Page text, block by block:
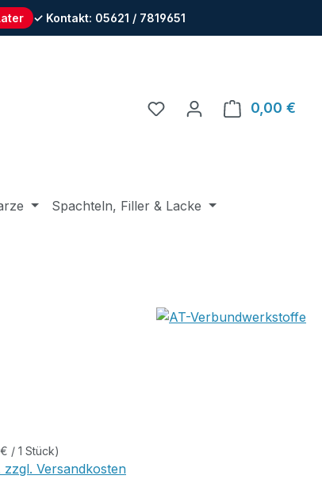
✓ Kontakt: 05621 / 7819651
Du hast 0 Produkte auf
0,00 €
Spachteln, Filler & Lacke
/ 1 Stück)
Versandkosten